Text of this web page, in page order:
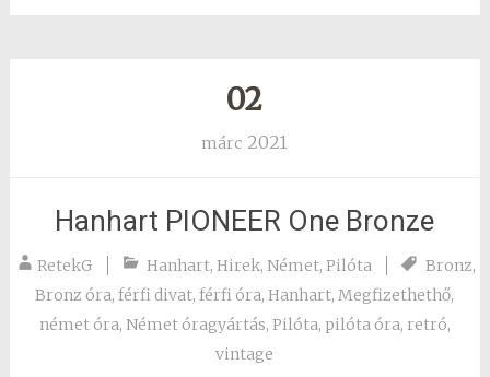
02
márc 2021
Hanhart PIONEER One Bronze
RetekG Hanhart,Hirek, Német,Pilóta Bronz,
Bronz óra,férfi divat,férfi óra,Hanhart,Megfizethethő,
német óra, Német óragyártás, Pilóta, pilóta óra, retró,
vintage